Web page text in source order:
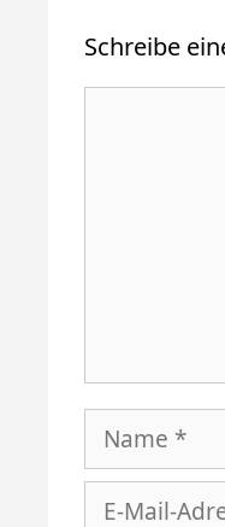
Schreibe
Name